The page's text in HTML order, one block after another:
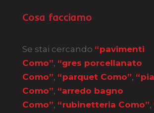
Cosa facciamo
Se stai cercando “pavimenti
Como”, “gres porcellanato
Como”, “parquet Como”,
Como”, “arredo bagno
Como”, “rubinetteria Como”,